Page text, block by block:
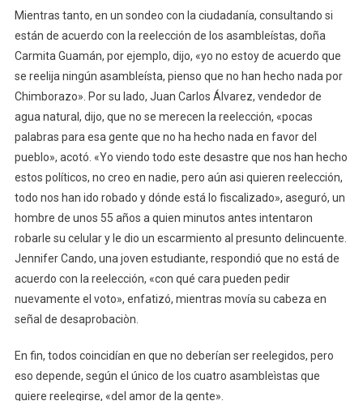
Mientras tanto, en un sondeo con la ciudadanía, consultando si
están de acuerdo con la reelección de los asambleístas, doña
Carmita Guamán, por ejemplo, dijo, «yo no estoy de acuerdo que
se reelija ningún asambleísta, pienso que no han hecho nada por
Chimborazo». Por su lado, Juan Carlos Álvarez, vendedor de
agua natural, dijo, que no se merecen la reelección, «pocas
palabras para esa gente que no ha hecho nada en favor del
pueblo», acotó. «Yo viendo todo este desastre que nos han hecho
estos políticos, no creo en nadie, pero aún asi quieren reelección,
todo nos han ido robado y dónde está lo fiscalizado», aseguró, un
hombre de unos 55 años a quien minutos antes intentaron
robarle su celular y le dio un escarmiento al presunto delincuente.
Jennifer Cando, una joven estudiante, respondió que no está de
acuerdo con la reelección, «con qué cara pueden pedir
nuevamente el voto», enfatizó, mientras movía su cabeza en
señal de desaprobaciòn.
En fin, todos coincidían en que no deberían ser reelegidos, pero
eso depende, según el único de los cuatro asambleìstas que
quiere reelegirse, «del amor de la gente».